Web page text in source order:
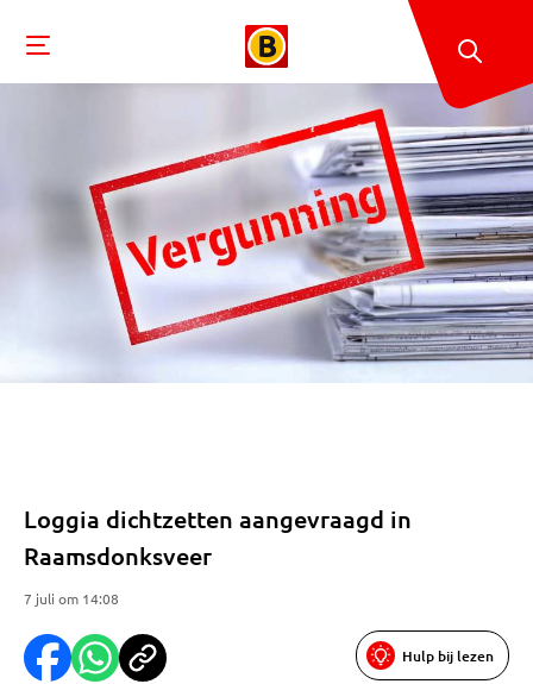
Loggia dichtzetten aangevraagd in
Raamsdonksveer
7 juli om 14:08
Hulp bij lezen